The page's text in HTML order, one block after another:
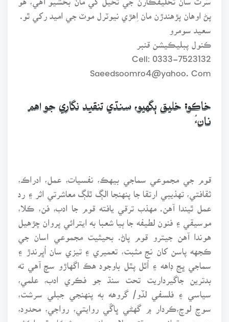
پڻ اوهان پڙهندڙن مان اِهڙي نيوٽرل موٽ جي اميد رکي ٿو.
ڪنول پبليڪيشن قنبر
Cell: 0333-7523132
Saeedsoomro4@yahoo. Com
خاڪو: خليق ٻگهيو، سنڌي تنقيد نگاري جو اهم
نانءُ
قوم جي مجموعي سماجي بيهڪ، نفسيات، عمل، ادراڪ،
ثقافتي، تهذيبي ارتقا جا پنهنجا الڳ ٿلڳ معاشرتي اثر ۽ رد
عمل ٿيندا آهن. مهذب ترقي يافته قوم جا ادب، فن، ڪلا،
موسيقي ۽ فنون لطيفه جا ٻيا شعبا به ايترائي پروان چڙهيل
هوندا آهن جيترو قوم پاڻ. بحيثيت مجموعي اسان جي
ڪجهه پاسن کان نج مثبت، تعميري ۽ تيزي سان اُڀرندڙ ۽
سماجي ڀڃ ڊاهه ۽ اُٿل پٿل باوجود هڪ اگهاڙو سچ آهي ته
بدترين جاگيرداريت تحت سنڌ جو فڪري ادب، علمي،
سياسي ۽ فلسفي لڏو/ گروهه به پنهنجي جبلي سرشت،
سوچ لوچ،ڪردار ۾ گهڻي ڀاڱي روايتي، رواجي، محدود،
جمودي، دقيانوسي، ڌڙي، لابي بازي جو شڪار ٿي اڪثر